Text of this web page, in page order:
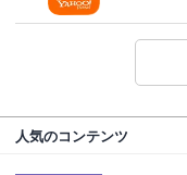
人気のコンテンツ